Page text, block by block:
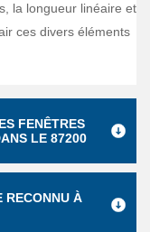
la longueur linéaire et
ces divers éléments
FENÊTRES
LE 87200
RECONNU À